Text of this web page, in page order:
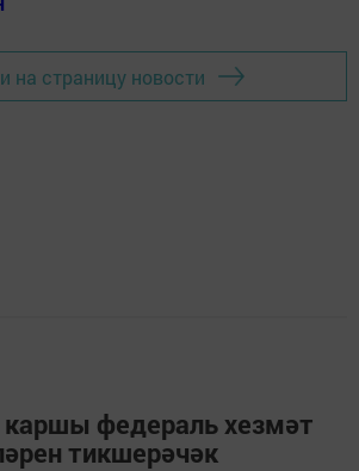
на страницу новости
каршы федераль хезмәт
тикшерәчәк